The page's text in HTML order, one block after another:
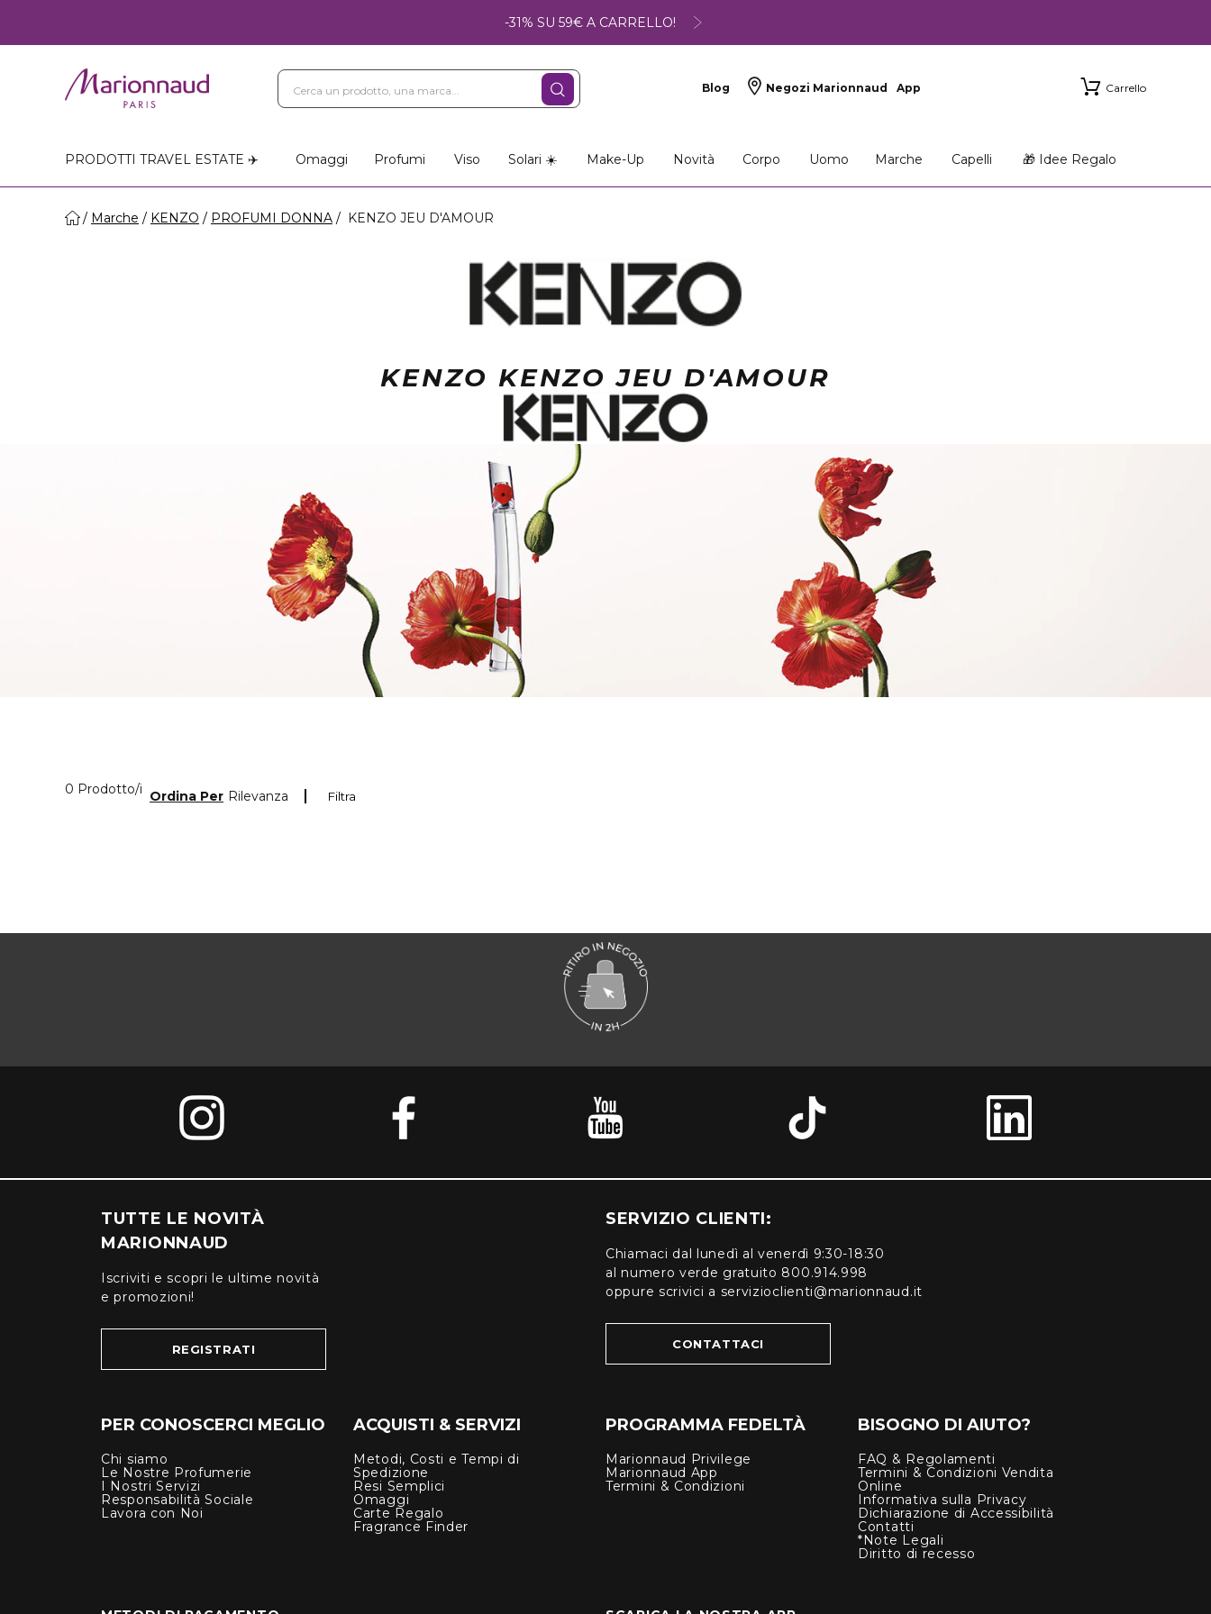
-31% SU 59€ A CARRELLO!
Blog Negozi Marionnaud App Carrello
PRODOTTI TRAVEL ESTATE ✈️
Omaggi Profumi Viso Solari ☀️ Make-Up Novità Corpo Uomo Marche Capelli 🎁 Idee Regalo
Marche KENZO PROFUMI DONNA KENZO JEU D'AMOUR
KENZO KENZO JEU D'AMOUR
0 Prodotto/i 0 Prodotti visualizzati Filtra
Ordina Per Rilevanza
TUTTE LE NOVITÀ
MARIONNAUD
Iscriviti e scopri le ultime novità
e promozioni!
REGISTRATI
SERVIZIO CLIENTI:
Chiamaci dal lunedì al venerdì 9:30-18:30
al numero verde gratuito 800.914.998
oppure scrivici a servizioclienti@marionnaud.it
CONTATTACI
PER CONOSCERCI MEGLIO
Chi siamo
Le Nostre Profumerie
I Nostri Servizi
Responsabilità Sociale
Lavora con Noi
ACQUISTI & SERVIZI
Metodi, Costi e Tempi di
Spedizione
Resi Semplici
Omaggi
Carte Regalo
Fragrance Finder
PROGRAMMA FEDELTÀ
Marionnaud Privilege
Marionnaud App
Termini & Condizioni
BISOGNO DI AIUTO?
FAQ & Regolamenti
Termini & Condizioni Vendita
Online
Informativa sulla Privacy
Dichiarazione di Accessibilità
Contatti
*Note Legali
Diritto di recesso